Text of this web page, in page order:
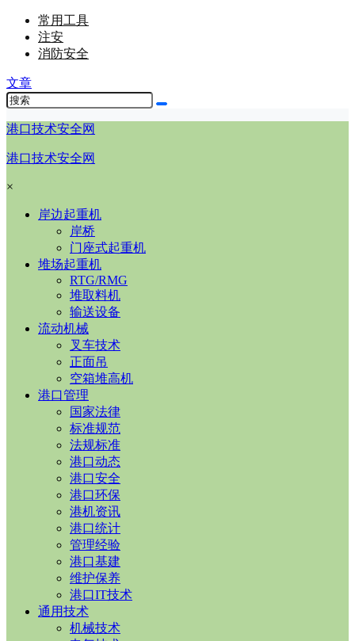
常用工具
注安
消防安全
文章
港口技术安全网
港口技术安全网
×
岸边起重机
岸桥
门座式起重机
堆场起重机
RTG/RMG
堆取料机
输送设备
流动机械
叉车技术
正面吊
空箱堆高机
港口管理
国家法律
标准规范
法规标准
港口动态
港口安全
港口环保
港机资讯
港口统计
管理经验
港口基建
维护保养
港口IT技术
通用技术
机械技术